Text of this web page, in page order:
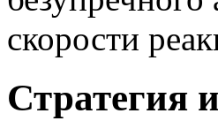
скорости
Стратегия